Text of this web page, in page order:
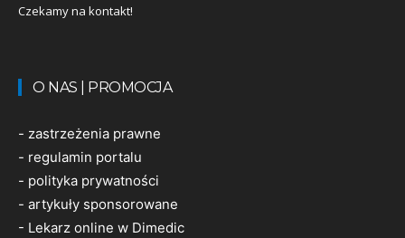
Czekamy na kontakt!
O NAS | PROMOCJA
- zastrzeżenia prawne
- regulamin portalu
- polityka prywatności
- artykuły sponsorowane
- Lekarz online w Dimedic